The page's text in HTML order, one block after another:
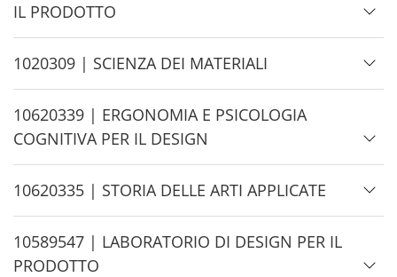
i
d
e
IL PRODOTTO
H
i
d
e
1020309 | SCIENZA DEI MATERIALI
H
i
d
e
10620339 | ERGONOMIA E PSICOLOGIA
COGNITIVA PER IL DESIGN
H
i
d
e
10620335 | STORIA DELLE ARTI APPLICATE
H
i
10589547 | LABORATORIO DI DESIGN PER IL
PRODOTTO